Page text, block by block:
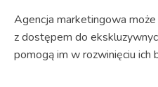
Agencja marketingowa
z dostępem do
pomogą im w rozwinięciu ich